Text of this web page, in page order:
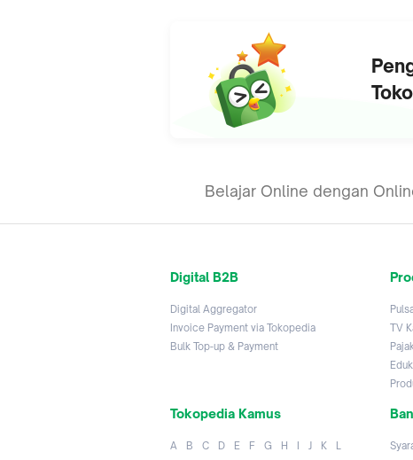
Belajar Online dengan
Digital B2B
Digital Aggregator
Invoice Payment via Tokopedia
Bulk Top-up & Payment
TV
Tokopedia Kamus
A B C D E F G H I J K
L